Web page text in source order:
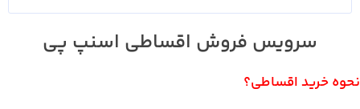
سرویس فروش اقساطی اسنپ پی
نحوه خرید اقساطی؟